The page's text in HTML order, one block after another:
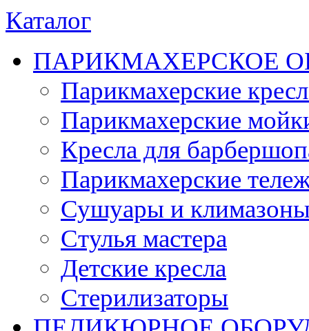
Каталог
ПАРИКМАХЕРСКОЕ
Парикмахерские
Парикмахерские
Кресла для
Парикмахерские
Сушуары и
Стулья мастера
Детские кресла
Стерилизаторы